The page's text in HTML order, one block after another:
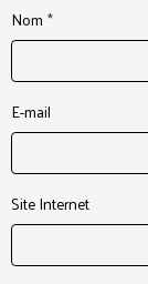
Nom
E-mail
Site Internet